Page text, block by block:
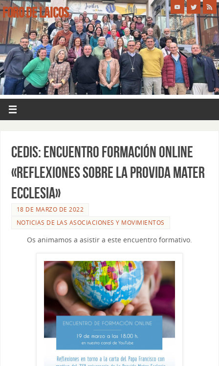
FORO DE LAICOS
CEDIS: ENCUENTRO FORMACIÓN ONLINE
«REFLEXIONES SOBRE LA PROVIDA MATER
ECCLESIA»
18 DE MARZO DE 2022
NOTICIAS DE LAS ASOCIACIONES Y MOVIMIENTOS
Os animamos a asistir a este encuentro formativo.